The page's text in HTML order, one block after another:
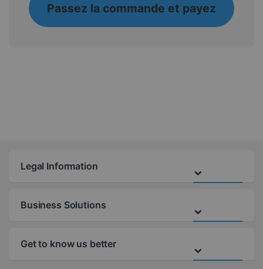
Passez la commande et payez
Legal Information
Business Solutions
Get to know us better